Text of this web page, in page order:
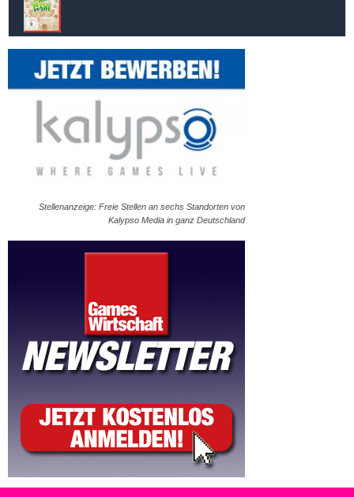
Stellenanzeige: Freie Stellen an sechs Standorten von
Kalypso Media in ganz Deutschland